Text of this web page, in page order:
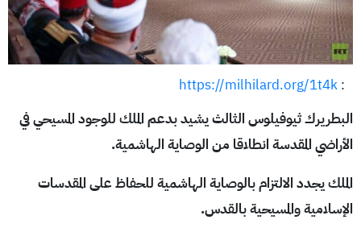
:
https://milhilard.org/1t4k
البطريرك ثيوفيلوس الثالث يشيد بدعم الملك للوجود المسيحي في
الأراضي المقدسة انطلاقا من الوصاية الهاشمية.
الملك يجدد الالتزام بالوصاية الهاشمية للحفاظ على المقدسات
الإسلامية والمسيحية بالقدس.